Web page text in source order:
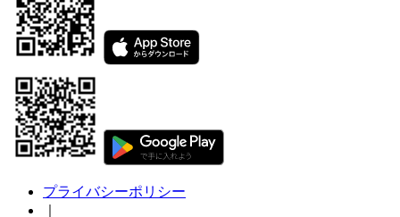
プライバシーポリシー